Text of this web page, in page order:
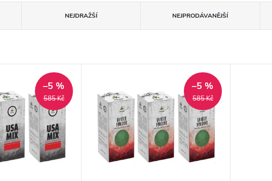
NEJDRAŽŠÍ NEJPRODÁVANĚJŠÍ
585 Kč
–5 %
585 Kč
–5 %